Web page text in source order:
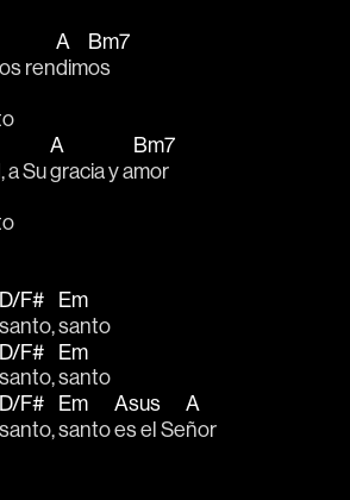
ren
A
dim
Bm7
os
a Su
A
gracia y a
Bm7
mor
D/F#
santo,
Em
santo
D/F#
santo,
Em
santo
D/F#
santo,
Em
santo
Asus
es el Se
A
ñor